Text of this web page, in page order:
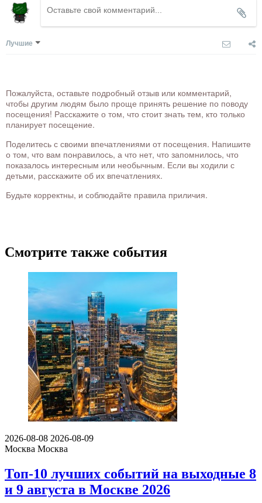
Лучшие
Пожалуйста, оставьте подробный отзыв или комментарий,
чтобы другим людям было проще принять решение по поводу
посещения! Расскажите о том, что стоит знать тем, кто только
планирует посещение.
Поделитесь с своими впечатлениями от посещения. Напишите
о том, что вам понравилось, а что нет, что запомнилось, что
показалось интересным или необычным. Если вы ходили с
детьми, расскажите об их впечатлениях.
Будьте корректны, и соблюдайте правила приличия.
Смотрите также события
2026-08-08 2026-08-09
Москва Москва
Топ-10 лучших событий на выходные 8
и 9 августа в Москве 2026